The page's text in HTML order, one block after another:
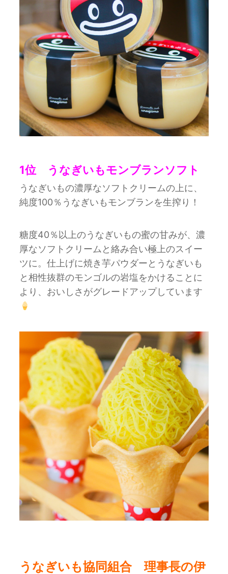
1位 うなぎいもモンブランソフト
うなぎいもの濃厚なソフトクリームの上に、
純度100％うなぎいもモンブランを生搾り！
糖度40％以上のうなぎいもの蜜の甘みが、濃
厚なソフトクリームと絡み合い極上のスイー
ツに。仕上げに焼き芋パウダーとうなぎいも
と相性抜群のモンゴルの岩塩をかけることに
より、おいしさがグレードアップしています
うなぎいも協同組合 理事長の伊